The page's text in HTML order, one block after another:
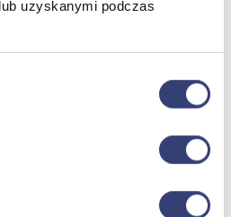
uzyskanymi podczas